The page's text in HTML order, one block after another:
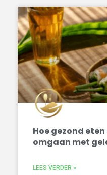
Hoe gezond
omgaan met
LEES VERDER »